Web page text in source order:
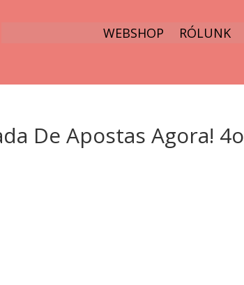
WEBSHOP RÓLUNK
De Apostas Agora! 4o